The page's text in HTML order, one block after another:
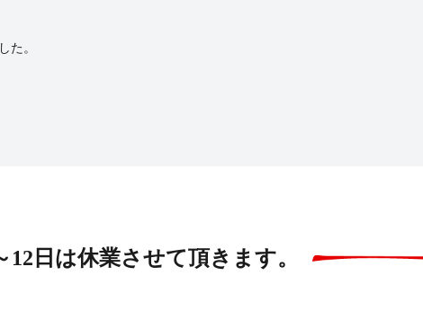
た。
12日は休業させて頂きます。